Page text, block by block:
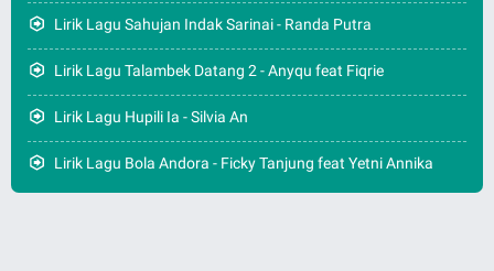
Lirik Lagu Sahujan Indak Sarinai - Randa Putra
Lirik Lagu Talambek Datang 2 - Anyqu feat Fiqrie
Lirik Lagu Hupili Ia - Silvia An
Lirik Lagu Bola Andora - Ficky Tanjung feat Yetni Annika